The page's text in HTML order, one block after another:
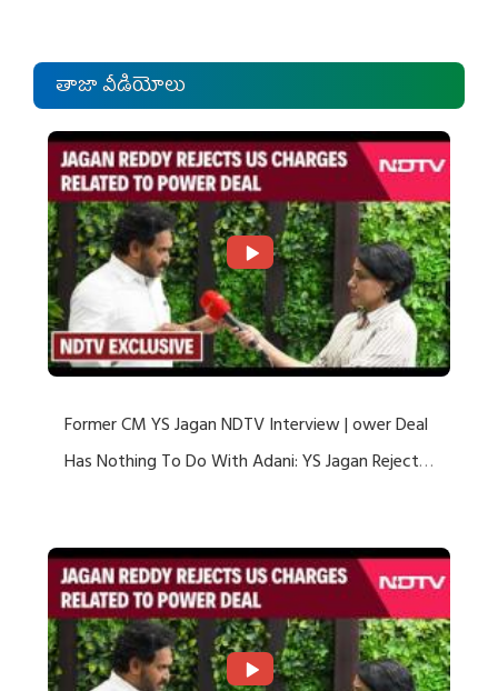
తాజా వీడియోలు
Former CM YS Jagan NDTV Interview | ower Deal
Has Nothing To Do With Adani: YS Jagan Rejects